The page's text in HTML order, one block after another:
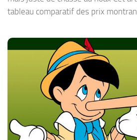
tableau comparatif des prix